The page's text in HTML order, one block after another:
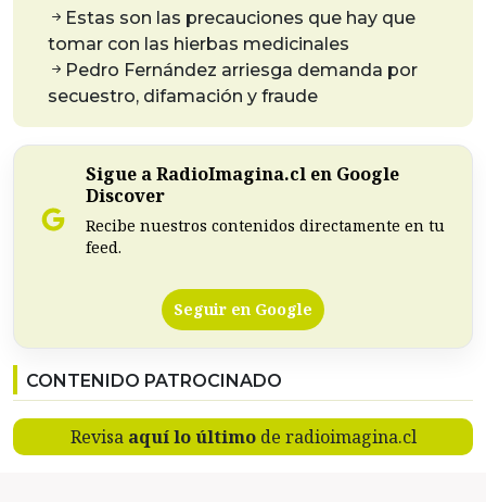
Estas son las precauciones que hay que
tomar con las hierbas medicinales
Pedro Fernández arriesga demanda por
secuestro, difamación y fraude
Sigue a RadioImagina.cl en Google
Discover
Recibe nuestros contenidos directamente en tu
feed.
Seguir en Google
CONTENIDO PATROCINADO
Revisa aquí lo últimode radioimagina.cl